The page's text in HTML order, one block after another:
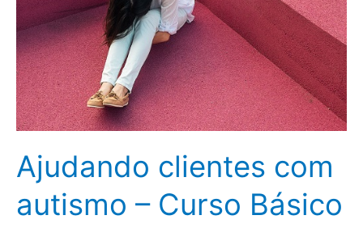
Ajudando clientes com
autismo – Curso Básico